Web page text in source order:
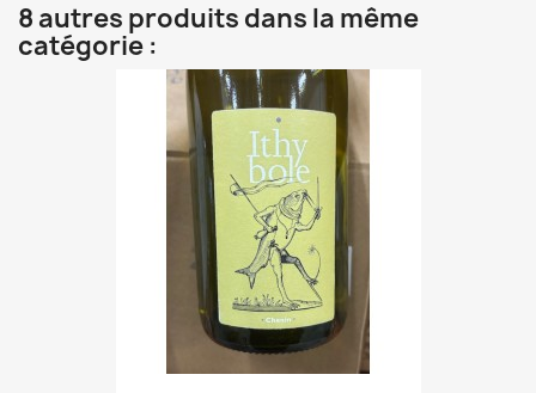
8 autres produits dans la même
catégorie :